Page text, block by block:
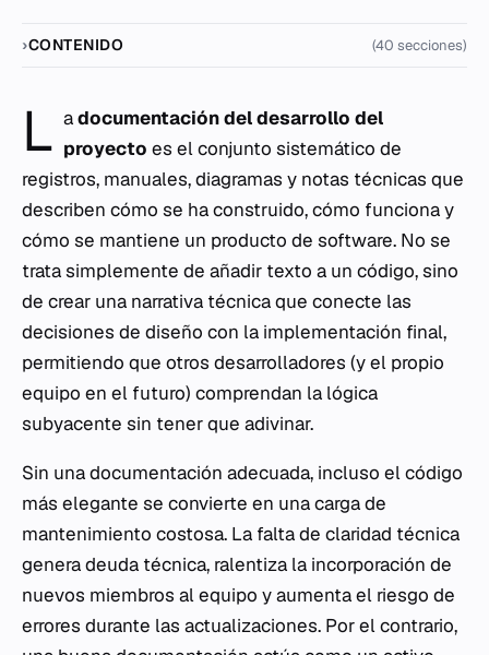
CONTENIDO (40 secciones)
L adocumentación del desarrollo del
proyecto es el conjunto sistemático de
registros, manuales, diagramas y notas técnicas que
describen cómo se ha construido, cómo funciona y
cómo se mantiene un producto de software. No se
trata simplemente de añadir texto a un código, sino
de crear una narrativa técnica que conecte las
decisiones de diseño con la implementación final,
permitiendo que otros desarrolladores (y el propio
equipo en el futuro) comprendan la lógica
subyacente sin tener que adivinar.
Sin una documentación adecuada, incluso el código
más elegante se convierte en una carga de
mantenimiento costosa. La falta de claridad técnica
genera deuda técnica, ralentiza la incorporación de
nuevos miembros al equipo y aumenta el riesgo de
errores durante las actualizaciones. Por el contrario,